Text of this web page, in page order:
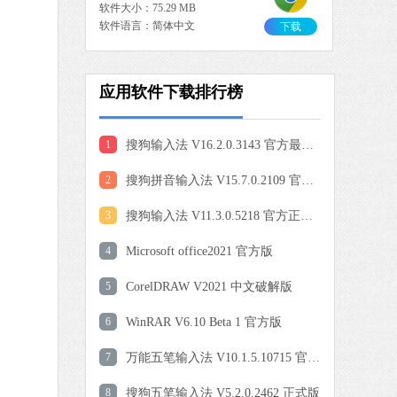
软件大小：75.29 MB
软件语言：简体中文
下载
下载
软件大小：77.08 MB
下载
软件大小：97.60 MB
应用软件下载排行榜
1 搜狗输入法 V16.2.0.3143 官方最新版
2 搜狗拼音输入法 V15.7.0.2109 官方正式版
3 搜狗输入法 V11.3.0.5218 官方正式版
4 Microsoft office2021 官方版
5 CorelDRAW V2021 中文破解版
6 WinRAR V6.10 Beta 1 官方版
7 万能五笔输入法 V10.1.5.10715 官方免费版
8 搜狗五笔输入法 V5.2.0.2462 正式版